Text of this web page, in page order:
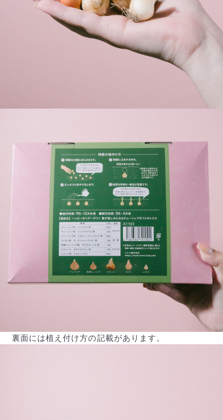
Q. 配送できないエリアはありますか？
ただいま沖縄・離島エリアへの配送には対応しておりませ
ん。ご了承ください。
Q. 配送日時は指定できますか？
お花をベストなタイミングで発送しているため、お届け日の
指定はできません。受け取り時間帯は、発送後にクロネコヤ
マトのアプリから変更可能です。
Q. 注文後にキャンセルできますか？
ご注文後一定時間内であればキャンセル可能です。
裏面には植え付け方の記載があります。